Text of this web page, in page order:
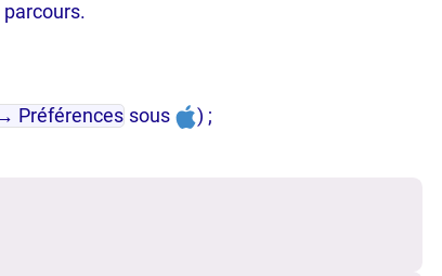
Préférences sous
) ;